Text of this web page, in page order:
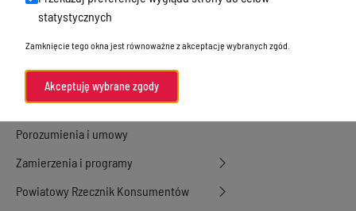
Organizacja działania samorządu
powiatowego
Organy Powiatu
Oświadczenia majątkowe
Porozumienia i umowy
Zamierzenia i programy
Powiatowy Rzecznik Konsumentów
statystycznych
Zamknięcie tego okna jest równoważne z akceptację wybranych zgód.
Akceptuję wybrane zgody